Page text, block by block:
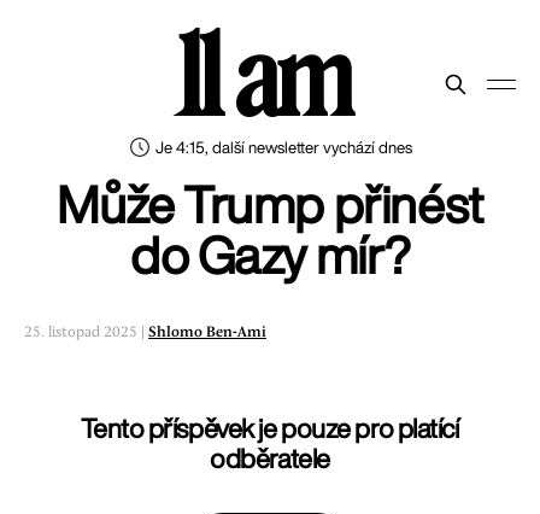
Je 4:15, další newsletter vychází dnes
11 am
Může Trump přinést
do Gazy mír?
25. listopad 2025 | Shlomo Ben-Ami
Tento příspěvek je pouze pro platící
odběratele